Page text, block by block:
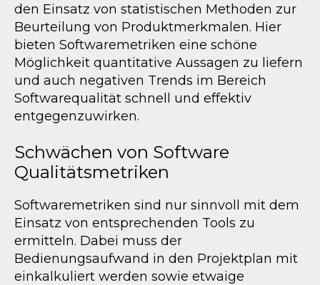
den Einsatz von statistischen Methoden zur
Beurteilung von Produktmerkmalen. Hier
bieten Softwaremetriken eine schöne
Möglichkeit quantitative Aussagen zu liefern
und auch negativen Trends im Bereich
Softwarequalität schnell und effektiv
entgegenzuwirken.
Schwächen von Software
Qualitätsmetriken
Softwaremetriken sind nur sinnvoll mit dem
Einsatz von entsprechenden Tools zu
ermitteln. Dabei muss der
Bedienungsaufwand in den Projektplan mit
einkalkuliert werden sowie etwaige